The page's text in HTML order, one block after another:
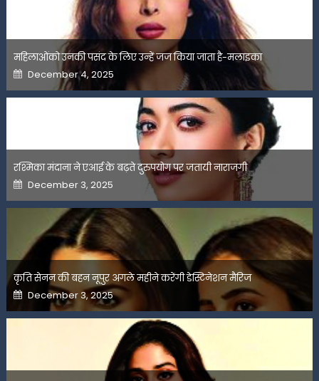
महिलाओंको उनकी पसंद के लिए उन्हें जज किया जाता है-मलाइका
Posted
on
December 4, 2025
रश्मिका मंदाना ने एआई के बढ़ते दुरुपयोग पर जतायी नाराजगी
Posted
on
December 3, 2025
कृति सेनन की बहन नूपुर अगले महीने करेंगी डेस्टिनेशन मैरिज
Posted
on
December 3, 2025